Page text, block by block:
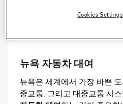
뉴욕 자동차 대여
뉴욕은 세계에서 가장 바쁜
중교통, 그리고 대중교통 시
Cookies Settings